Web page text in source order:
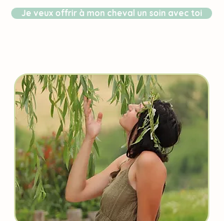
Je veux offrir à mon cheval un soin avec toi